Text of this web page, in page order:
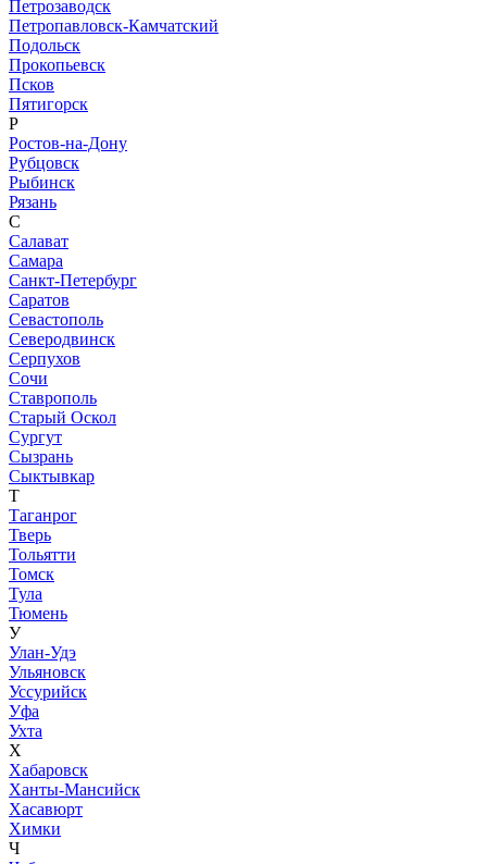
Петрозаводск
Петропавловск-Камчатский
Подольск
Прокопьевск
Псков
Пятигорск
Р
Ростов-на-Дону
Рубцовск
Рыбинск
Рязань
С
Салават
Самара
Санкт-Петербург
Саратов
Севастополь
Северодвинск
Серпухов
Сочи
Ставрополь
Старый Оскол
Сургут
Сызрань
Сыктывкар
Т
Таганрог
Тверь
Тольятти
Томск
Тула
Тюмень
У
Улан-Удэ
Ульяновск
Уссурийск
Уфа
Ухта
Х
Хабаровск
Ханты-Мансийск
Хасавюрт
Химки
Ч